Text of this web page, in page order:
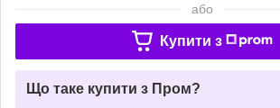
або
Купити з
Що таке купити з Пром?